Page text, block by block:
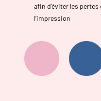
afin d’éviter les
l’impression